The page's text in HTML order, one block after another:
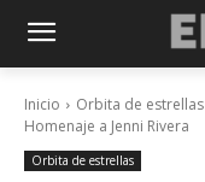
Inicio Orbita de estrellas
Homenaje a Jenni Rivera
Orbita de estrellas